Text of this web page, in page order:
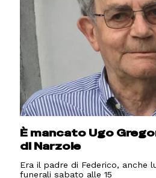
È mancato Ugo
di Narzole
Era il padre di Federico, anche
funerali sabato alle 15